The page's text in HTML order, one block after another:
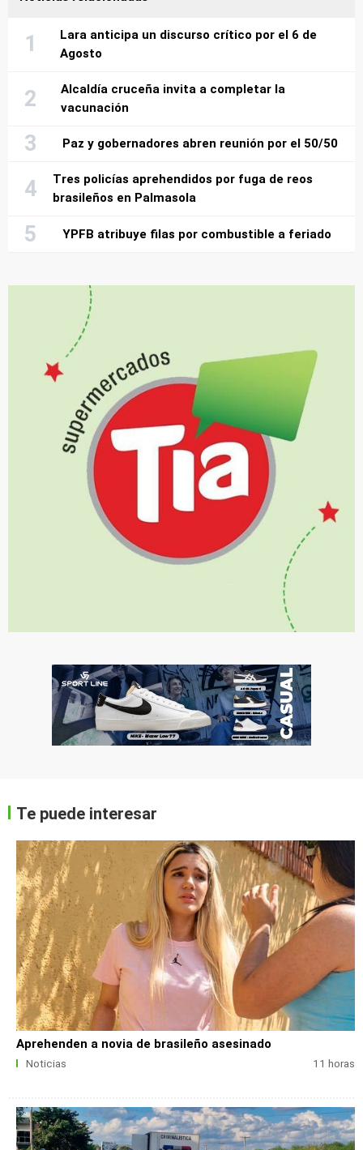
Lara anticipa un discurso crítico por el 6 de
Agosto
Alcaldía cruceña invita a completar la
vacunación
Paz y gobernadores abren reunión por el 50/50
Tres policías aprehendidos por fuga de reos
brasileños en Palmasola
YPFB atribuye filas por combustible a feriado
Te puede interesar
Aprehenden a novia de brasileño asesinado
Noticias 11 horas